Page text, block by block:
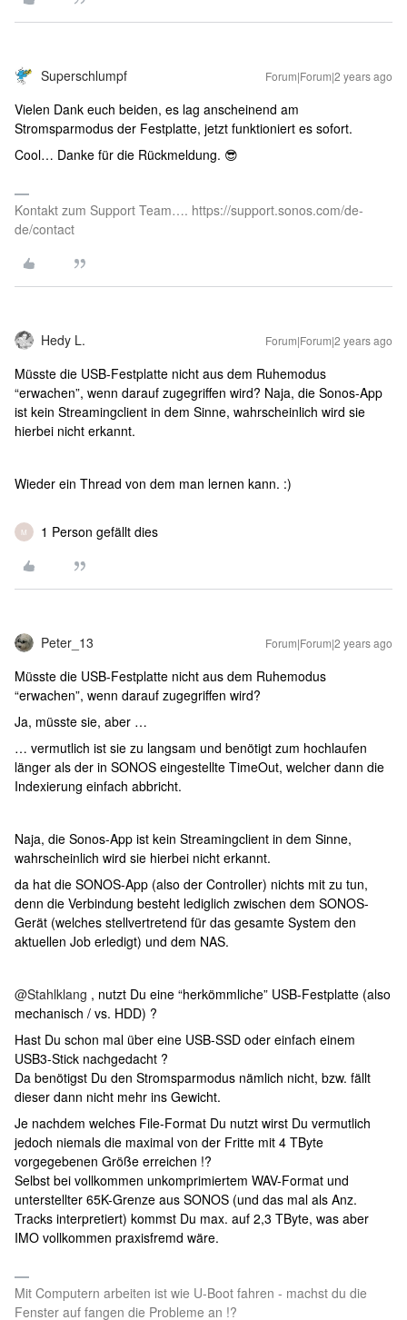
Superschlumpf Forum|Forum|2 years ago
Vielen Dank euch beiden, es lag anscheinend am
Stromsparmodus der Festplatte, jetzt funktioniert es sofort.
Cool… Danke für die Rückmeldung. 😎
Kontakt zum Support Team…. https://support.sonos.com/de-
de/contact
Hedy L. Forum|Forum|2 years ago
Müsste die USB-Festplatte nicht aus dem Ruhemodus
“erwachen”, wenn darauf zugegriffen wird? Naja, die Sonos-App
ist kein Streamingclient in dem Sinne, wahrscheinlich wird sie
hierbei nicht erkannt.
Wieder ein Thread von dem man lernen kann. :)
M 1 Person gefällt dies
Peter_13 Forum|Forum|2 years ago
Müsste die USB-Festplatte nicht aus dem Ruhemodus
“erwachen”, wenn darauf zugegriffen wird?
Ja, müsste sie, aber …
… vermutlich ist sie zu langsam und benötigt zum hochlaufen
länger als der in SONOS eingestellte TimeOut, welcher dann die
Indexierung einfach abbricht.
Naja, die Sonos-App ist kein Streamingclient in dem Sinne,
wahrscheinlich wird sie hierbei nicht erkannt.
da hat die SONOS-App (also der Controller) nichts mit zu tun,
denn die Verbindung besteht lediglich zwischen dem SONOS-
Gerät (welches stellvertretend für das gesamte System den
aktuellen Job erledigt) und dem NAS.
@Stahlklang , nutzt Du eine “herkömmliche” USB-Festplatte (also
mechanisch / vs. HDD) ?
Hast Du schon mal über eine USB-SSD oder einfach einem
USB3-Stick nachgedacht ?
Da benötigst Du den Stromsparmodus nämlich nicht, bzw. fällt
dieser dann nicht mehr ins Gewicht.
Je nachdem welches File-Format Du nutzt wirst Du vermutlich
jedoch niemals die maximal von der Fritte mit 4 TByte
vorgegebenen Größe erreichen !?
Selbst bei vollkommen unkomprimiertem WAV-Format und
unterstellter 65K-Grenze aus SONOS (und das mal als Anz.
Tracks interpretiert) kommst Du max. auf 2,3 TByte, was aber
IMO vollkommen praxisfremd wäre.
Mit Computern arbeiten ist wie U-Boot fahren - machst du die
Fenster auf fangen die Probleme an !?